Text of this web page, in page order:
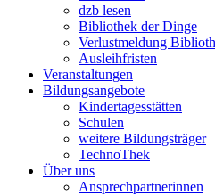
dzb lesen
Bibliothek der Dinge
Verlustmeldung
Ausleihfristen
Veranstaltungen
Bildungsangebote
Kindertagesstätten
Schulen
weitere Bildungsträger
TechnoThek
Über uns
Ansprechpartnerinnen